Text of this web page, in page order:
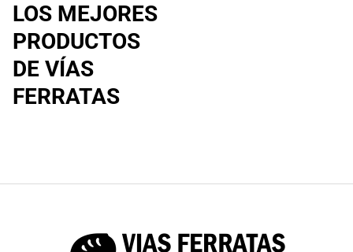
LOS MEJORES
PRODUCTOS
DE VÍAS
FERRATAS